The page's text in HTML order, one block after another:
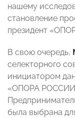
нашему
становление
президент
В свою очередь,
селекторного
инициатором
«ОПОРА
была выбрана